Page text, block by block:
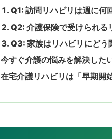
Q1: 訪問リハビリは週に何
Q2: 介護保険で受けられる
Q3: 家族はリハビリにどう
今すぐ介護の悩みを解決した
在宅介護リハビリは「早期開